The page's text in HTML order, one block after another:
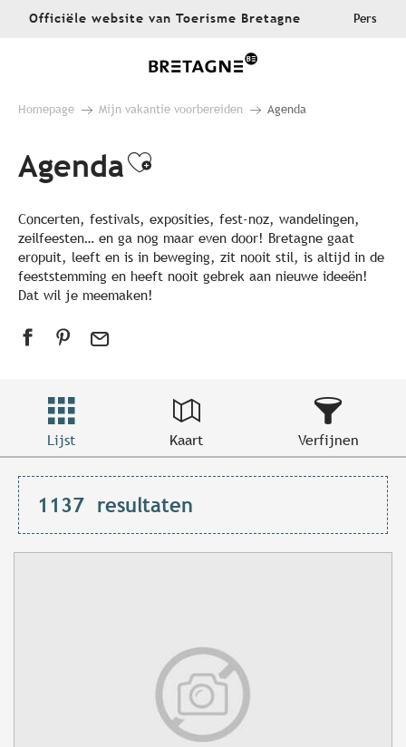
AllerOfficiële website van Toerisme Bretagne Pers
Homepage Mijn vakantie voorbereiden Agenda
AgendaAjouter aux favoris
Concerten, festivals, exposities, fest-noz, wandelingen,
zeilfeesten… en ga nog maar even door! Bretagne gaat
eropuit, leeft en is in beweging, zit nooit stil, is altijd in de
feeststemming en heeft nooit gebrek aan nieuwe ideeën!
Dat wil je meemaken!
Lijst Kaart Verfijnen
1137 resultaten